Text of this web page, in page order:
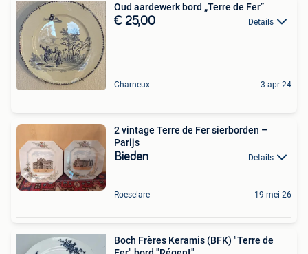
Oud aardewerk bord „Terre de Fer”
€ 25,00 Details
Charneux 3 apr 24
2 vintage Terre de Fer sierborden –
Parijs
Bieden Details
Roeselare 19 mei 26
Boch Frères Keramis (BFK) "Terre de